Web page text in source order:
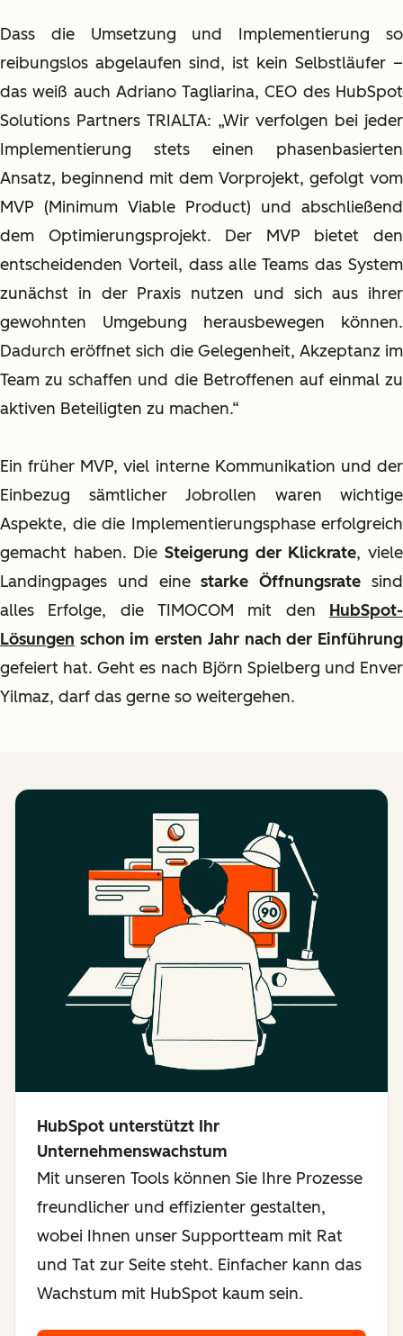
Dass die Umsetzung und Implementierung so
reibungslos abgelaufen sind, ist kein Selbstläufer –
das weiß auch Adriano Tagliarina, CEO des HubSpot
Solutions Partners TRIALTA: „Wir verfolgen bei jeder
Implementierung stets einen phasenbasierten
Ansatz, beginnend mit dem Vorprojekt, gefolgt vom
MVP (Minimum Viable Product) und abschließend
dem Optimierungsprojekt. Der MVP bietet den
entscheidenden Vorteil, dass alle Teams das System
zunächst in der Praxis nutzen und sich aus ihrer
gewohnten Umgebung herausbewegen können.
Dadurch eröffnet sich die Gelegenheit, Akzeptanz im
Team zu schaffen und die Betroffenen auf einmal zu
aktiven Beteiligten zu machen.“
Ein früher MVP, viel interne Kommunikation und der
Einbezug sämtlicher Jobrollen waren wichtige
Aspekte, die die Implementierungsphase erfolgreich
gemacht haben. Die Steigerung der Klickrate, viele
Landingpages und einestarke Öffnungsrate sind
alles Erfolge, die TIMOCOM mit den HubSpot-
Lösungen schon im ersten Jahr nach der Einführung
gefeiert hat. Geht es nach Björn Spielberg und Enver
Yilmaz, darf das gerne so weitergehen.
HubSpot unterstützt Ihr
Unternehmenswachstum
Mit unseren Tools können Sie Ihre Prozesse
freundlicher und effizienter gestalten,
wobei Ihnen unser Supportteam mit Rat
und Tat zur Seite steht. Einfacher kann das
Wachstum mit HubSpot kaum sein.